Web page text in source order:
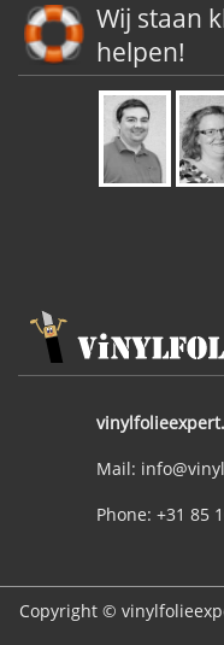
Wij staan
helpen!
Mail:
Phone: +31 85
Copyright ©